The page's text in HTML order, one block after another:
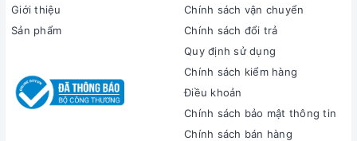
Giới thiệu
Sản phẩm
Chính sách vận chuyển
Chính sách đổi trả
Quy định sử dụng
Chính sách kiểm hàng
Điều khoản
Chính sách bảo mật thông tin
Chính sách bán hàng